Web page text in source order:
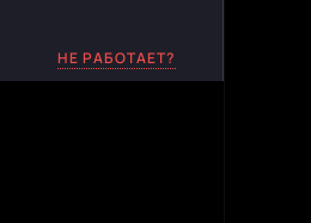
НЕ РАБОТАЕТ?